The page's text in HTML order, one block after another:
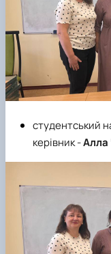
студентський
керівник -Алла